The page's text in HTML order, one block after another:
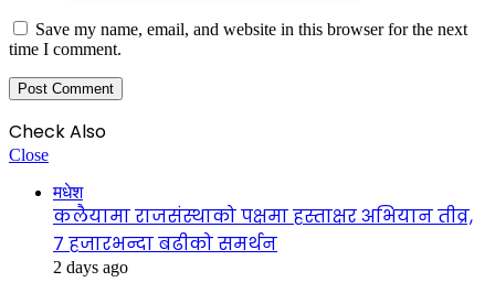
Save my name, email, and website in this browser for the next
time I comment.
Check Also
Close
मधेश
कलैयामा राजसंस्थाको पक्षमा हस्ताक्षर अभियान तीव्र,
७ हजारभन्दा बढीको समर्थन
2 days ago